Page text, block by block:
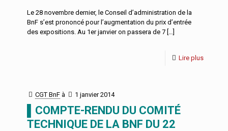
Le 28 novembre dernier, le Conseil d’administration de la
BnF s’est prononcé pour l’augmentation du prix d’entrée
des expositions. Au 1er janvier on passera de 7 […]
Lire plus
CGT BnF à 1 janvier 2014
▌COMPTE-RENDU DU COMITÉ
TECHNIQUE DE LA BNF DU 22